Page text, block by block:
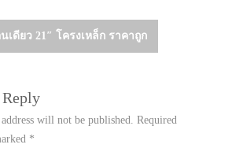
เดียว 21″ โครงเหล็ก ราคาถูก
Reply
will not be published. Required
*